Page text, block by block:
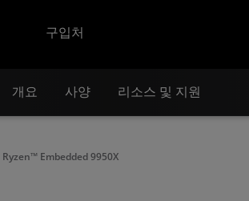
구입처
개요 사양 리소스 및 지원
Ryzen™ Embedded 9950X